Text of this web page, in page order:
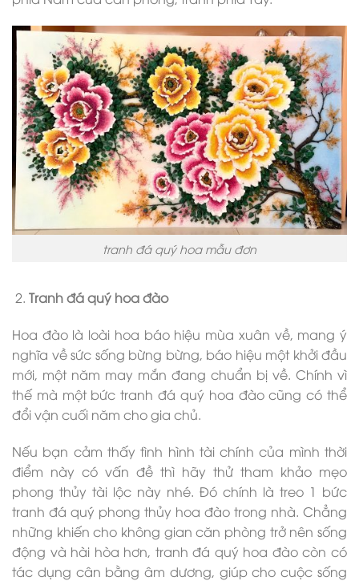
tranh đá quý hoa mẫu đơn
Tranh đá quý hoa đào
Hoa đào là loài hoa báo hiệu mùa xuân về, mang ý
nghĩa về sức sống bừng bừng, báo hiệu một khởi đầu
mới, một năm may mắn đang chuẩn bị về. Chính vì
thế mà một bức tranh đá quý hoa đào cũng có thể
đổi vận cuối năm cho gia chủ.
Nếu bạn cảm thấy tình hình tài chính của mình thời
điểm này có vấn đề thì hãy thử tham khảo mẹo
phong thủy tài lộc này nhé. Đó chính là treo 1 bức
tranh đá quý phong thủy hoa đào trong nhà. Chẳng
những khiến cho không gian căn phòng trở nên sống
động và hài hòa hơn, tranh đá quý hoa đào còn có
tác dụng cân bằng âm dương, giúp cho cuộc sống